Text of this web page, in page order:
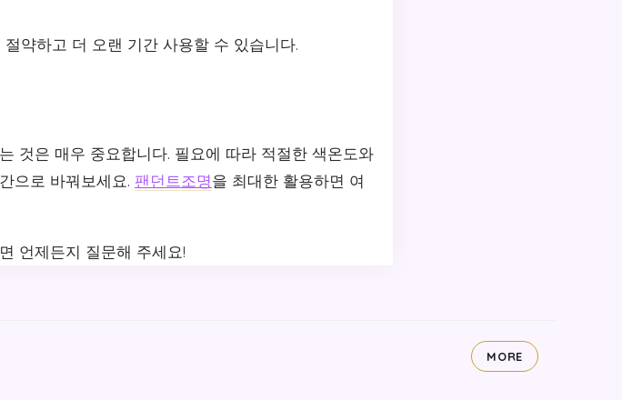
약하고 더 오랜 기간 사용할 수 있습니다.
것은 매우 중요합니다. 필요에 따라 적절한 색온도와
으로 바꿔보세요. 팬던트조명을 최대한 활용하면 여
언제든지 질문해 주세요!
MORE